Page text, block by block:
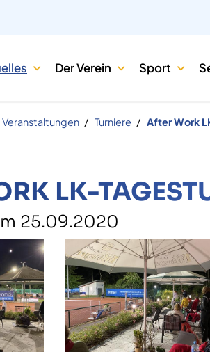
Der Verein Sport
Veranstaltungen Turniere After Work
LK-
25.09.2020